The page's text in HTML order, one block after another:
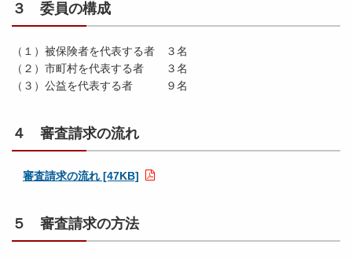
３ 委員の構成
（１）被保険者を代表する者 ３名
（２）市町村を代表する者 ３名
（３）公益を代表する者 ９名
４ 審査請求の流れ
審査請求の流れ [47KB]
５ 審査請求の方法